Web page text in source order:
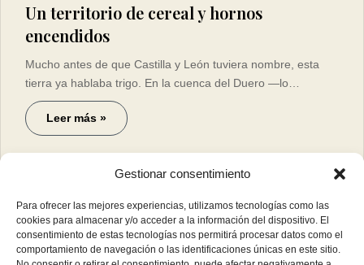
Gestionar consentimiento
Para ofrecer las mejores experiencias, utilizamos tecnologías como las
cookies para almacenar y/o acceder a la información del dispositivo. El
consentimiento de estas tecnologías nos permitirá procesar datos como el
comportamiento de navegación o las identificaciones únicas en este sitio.
Un territorio de cereal y hornos
encendidos
Mucho antes de que Castilla y León tuviera nombre, esta
tierra ya hablaba trigo. En la cuenca del Duero —lo…
Leer más »